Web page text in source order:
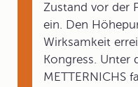
Zustand vor der
ein. Den
Wirksamkeit
Kongress. Unter
METTERNICHS